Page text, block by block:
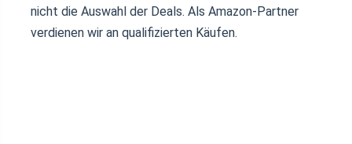
nicht die Auswahl der Deals. Als Amazon-Partner
verdienen wir an qualifizierten Käufen.